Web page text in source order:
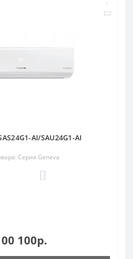
AI/SAU24G1-AI
Серия Geneva
100р.